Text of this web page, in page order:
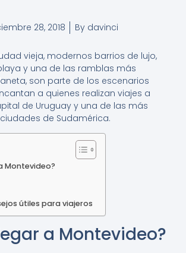
28, 2018 Bydavinci
vieja, modernos barrios de lujo,
y una de las ramblas más
son parte de los escenarios
a quienes realizan viajes a
de Uruguay y una de las más
de Sudamérica.
Montevideo?
útiles para viajeros
a Montevideo?